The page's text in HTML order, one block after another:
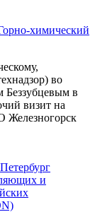
химический
во
Беззубцевым в
визит на
и